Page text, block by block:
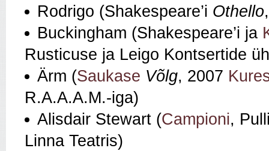
Rodrigo (Shakespeare’i Othello
Buckingham (Shakespeare’i ja
Rusticuse ja Leigo Kontsertide
Ärm (Saukase Võlg, 2007
R.A.A.A.M.-iga)
Alisdair Stewart (Campioni,
Linna Teatris)